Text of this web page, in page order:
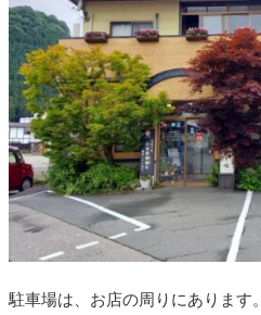
駐車場は、お店の周りにあります。